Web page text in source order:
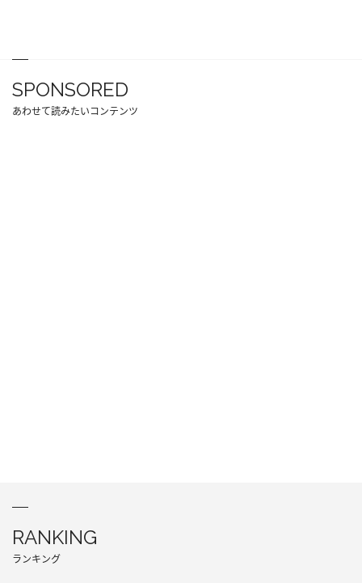
SPONSORED
あわせて読みたいコンテンツ
RANKING
ランキング